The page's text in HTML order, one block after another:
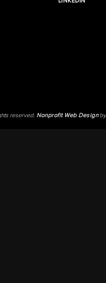
reserved. Nonprofit Web Designby